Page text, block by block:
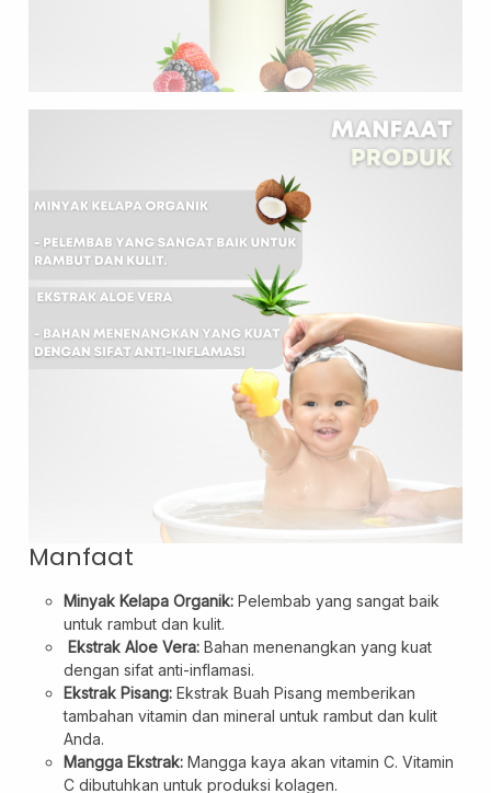
Layanan Desain
Layanan Sertifikat
Pergudangan &
Manfaat
Minyak Kelapa Organik: Pelembab yang sangat baik
untuk rambut dan kulit.
Ekstrak Aloe Vera: Bahan menenangkan yang kuat
dengan sifat anti-inflamasi.
Ekstrak Pisang: Ekstrak Buah Pisang memberikan
tambahan vitamin dan mineral untuk rambut dan kulit
Anda.
Mangga Ekstrak: Mangga kaya akan vitamin C. Vitamin
C dibutuhkan untuk produksi kolagen.